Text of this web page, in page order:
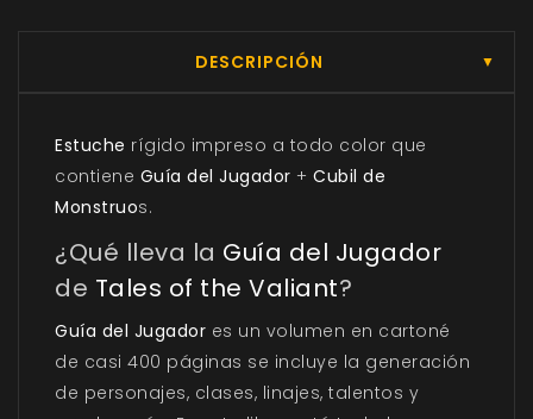
DESCRIPCIÓN ▼
Estuche rígido impreso a todo color que
contiene Guía del Jugador + Cubil de
Monstruos.
¿Qué lleva la Guía del Jugador
de Tales of the Valiant?
Guía del Jugador es un volumen en cartoné
de casi 400 páginas se incluye la generación
de personajes, clases, linajes, talentos y